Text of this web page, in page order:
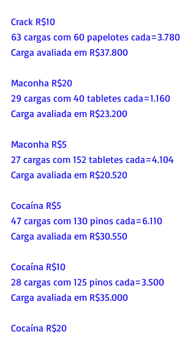
Crack R$10
63 cargas com 60 papelotes cada=3.780
Carga avaliada em R$37.800
Maconha R$20
29 cargas com 40 tabletes cada=1.160
Carga avaliada em R$23.200
Maconha R$5
27 cargas com 152 tabletes cada=4.104
Carga avaliada em R$20.520
Cocaína R$5
47 cargas com 130 pinos cada=6.110
Carga avaliada em R$30.550
Cocaína R$10
28 cargas com 125 pinos cada=3.500
Carga avaliada em R$35.000
Cocaína R$20